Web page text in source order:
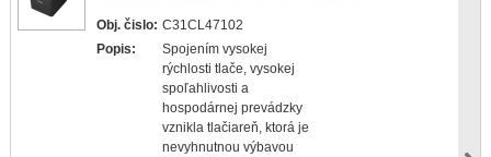
Obj. čislo: C31CL47102
Popis:
Spojením vysokej
rýchlosti tlače, vysokej
spoľahlivosti a
hospodárnej prevádzky
vznikla tlačiareň, ktorá je
nevyhnutnou výbavou